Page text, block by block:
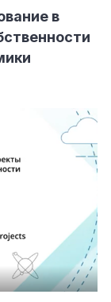
в